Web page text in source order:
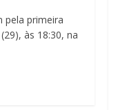
pela primeira
às 18:30, na